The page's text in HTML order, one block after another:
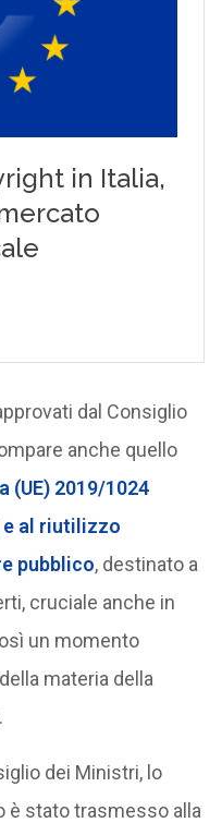
dal Consiglio
anche quello
(UE) 2019/1024
e al riutilizzo
pubblico, destinato a
cruciale anche in
un momento
materia della
dei Ministri, lo
è stato trasmesso alla